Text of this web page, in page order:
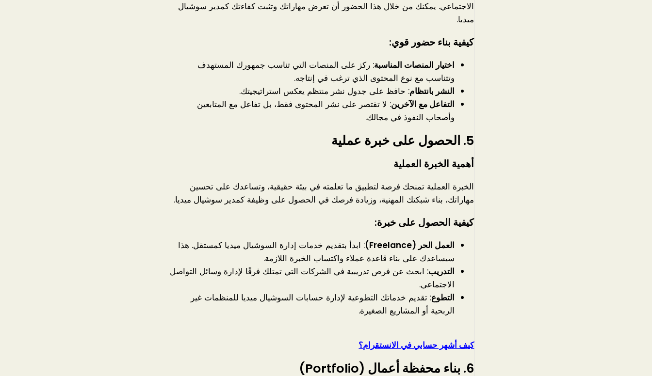
الاجتماعي. يمكنك من خلال هذا الحضور أن تعرض مهاراتك وتثبت كفاءتك كمدير سوشيال
ميديا.
كيفية بناء حضور قوي:
اختيار المنصات المناسبة: ركز على المنصات التي تناسب جمهورك المستهدف
وتتناسب مع نوع المحتوى الذي ترغب في إنتاجه.
النشر بانتظام: حافظ على جدول نشر منتظم يعكس استراتيجيتك.
التفاعل مع الآخرين: لا تقتصر على نشر المحتوى فقط، بل تفاعل مع المتابعين
وأصحاب النفوذ في مجالك.
5. الحصول على خبرة عملية
أهمية الخبرة العملية
الخبرة العملية تمنحك فرصة لتطبيق ما تعلمته في بيئة حقيقية، وتساعدك على تحسين
مهاراتك، بناء شبكتك المهنية، وزيادة فرصك في الحصول على وظيفة كمدير سوشيال ميديا.
كيفية الحصول على خبرة:
العمل الحر (Freelance)
: ابدأ بتقديم خدمات إدارة السوشيال ميديا كمستقل. هذا
سيساعدك على بناء قاعدة عملاء واكتساب الخبرة اللازمة.
التدريب: ابحث عن فرص تدريبية في الشركات التي تمتلك فرقًا لإدارة وسائل التواصل
الاجتماعي.
التطوع: تقديم خدماتك التطوعية لإدارة حسابات السوشيال ميديا للمنظمات غير
الربحية أو المشاريع الصغيرة.
كيف أشهر حسابي في الانستقرام؟
6. بناء محفظة أعمال (Portfolio)